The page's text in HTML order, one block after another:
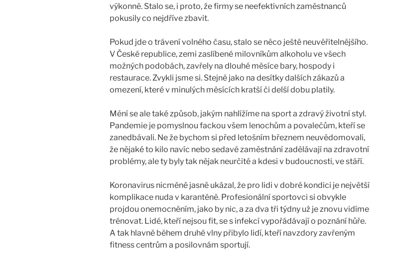
výkonně. Stalo se, i proto, že firmy se neefektivních zaměstnanců
pokusily co nejdříve zbavit.
Pokud jde o trávení volného času, stalo se něco ještě neuvěřitelnějšího.
V České republice, zemi zaslíbené milovníkům alkoholu ve všech
možných podobách, zavřely na dlouhé měsíce bary, hospody i
restaurace. Zvykli jsme si. Stejně jako na desítky dalších zákazů a
omezení, které v minulých měsících kratší či delší dobu platily.
Mění se ale také způsob, jakým nahlížíme na sport a zdravý životní styl.
Pandemie je pomyslnou fackou všem lenochům a povalečům, kteří se
zanedbávali. Ne že bychom si před letošním březnem neuvědomovali,
že nějaké to kilo navíc nebo sedavé zaměstnání zadělávají na zdravotní
problémy, ale ty byly tak nějak neurčité a kdesi v budoucnosti, ve stáří.
Koronavirus nicméně jasně ukázal, že pro lidi v dobré kondici je největší
komplikace nuda v karanténě. Profesionální sportovci si obvykle
projdou onemocněním, jako by nic, a za dva tři týdny už je znovu vidíme
trénovat. Lidé, kteří nejsou fit, se s infekcí vypořádávají o poznání hůře.
A tak hlavně během druhé vlny přibylo lidí, kteří navzdory zavřeným
fitness centrům a posilovnám sportují.